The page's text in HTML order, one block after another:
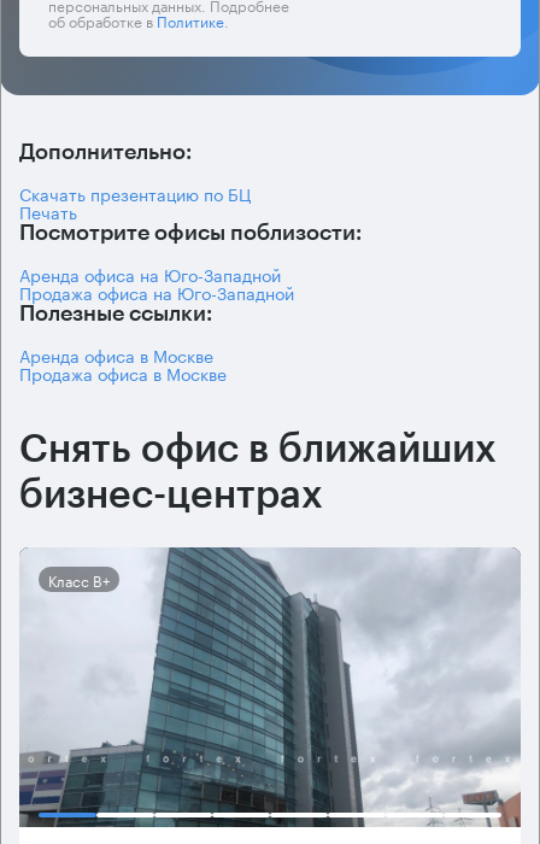
об обработке вПолитике.
Дополнительно:
Скачать презентацию по БЦ
Печать
Посмотрите офисы поблизости:
Аренда офиса на Юго-Западной
Продажа офиса на Юго-Западной
Полезные ссылки:
Аренда офиса в Москве
Продажа офиса в Москве
Снять офис в ближайших
бизнес-центрах
Класс B+